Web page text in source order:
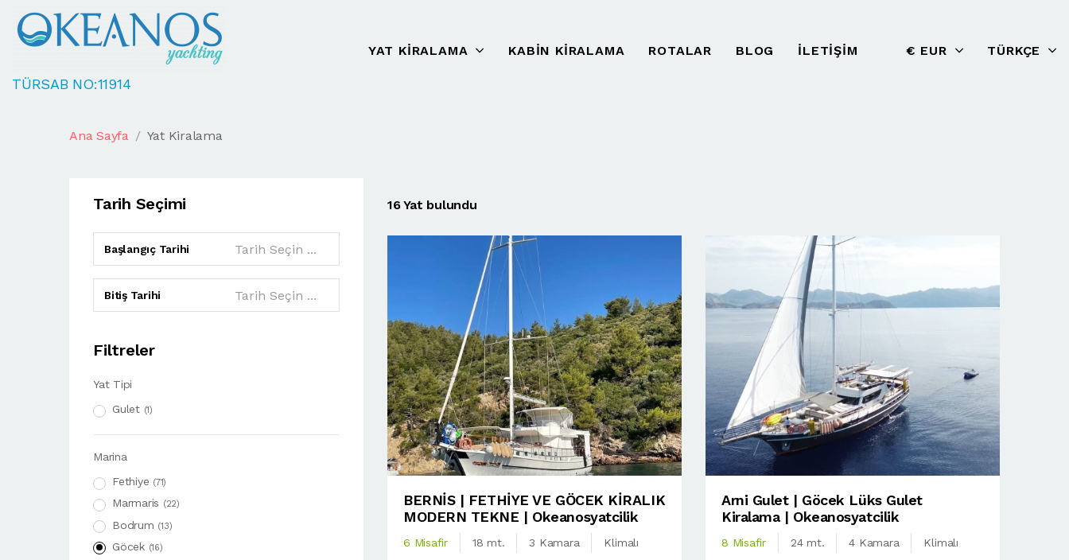
TÜRSAB NO:11914
YAT KIRALAMA KABIN KIRALAMA ROTALAR BLOG İLETIŞIM € EUR TÜRKÇE
Ana Sayfa Yat Kiralama
Tarih Seçimi
Başlangıç Tarihi
Bitiş Tarihi
Filtreler
Yat Tipi
Gulet (1)
Marina
Fethiye (71)
Marmaris (22)
Bodrum (13)
Göcek (16)
16 Yat bulundu
BERNİS | FETHİYE VE GÖCEK KİRALIK
MODERN TEKNE | Okeanosyatcilik
6 Misafir 18 mt. 3 Kamara Klimalı
Arni Gulet | Göcek Lüks Gulet
Kiralama | Okeanosyatcilik
8 Misafir 24 mt. 4 Kamara Klimalı